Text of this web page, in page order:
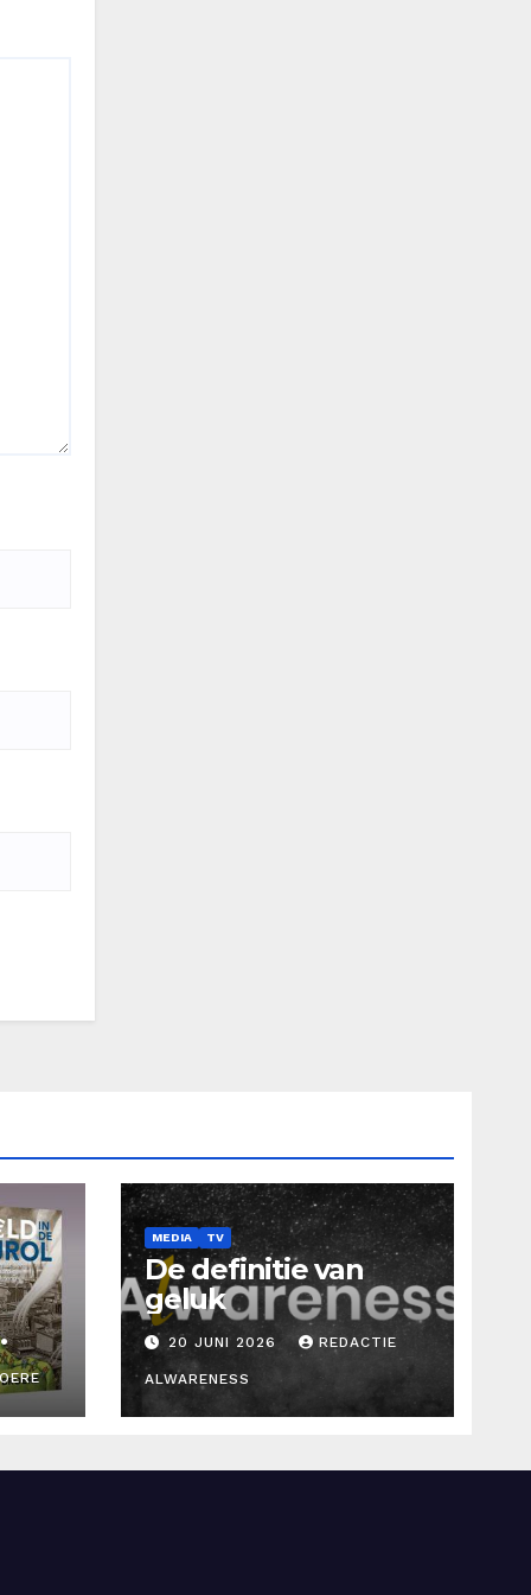
MEDIA TV
De definitie van
geluk
20 JUNI 2026 REDACTIE
ALWARENESS